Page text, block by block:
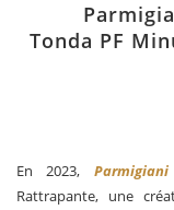
Tonda PF
En 2023,
Rattrapante, une